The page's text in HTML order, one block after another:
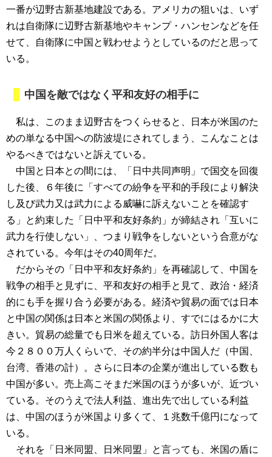
一番が辺野古新基地建設である。アメリカの狙いは、いず
れは自衛隊に辺野古新基地やキャンプ・ハンセンなどを任
せて、自衛隊に中国と戦わせようとしているのだと思って
いる。
中国を敵ではなく平和友好の相手に
私は、このまま辺野古をつくらせると、日本が米国のた
めの単なる中国への防波堤にされてしまう、こんなことは
やるべきではないと訴えている。
中国と日本との間には、「日中共同声明」で国交を回復
した後、６年後に「すべての紛争を平和的手段により解決
し及び武力又は武力による威嚇に訴えないことを確認す
る」と約束した「日中平和友好条約」が締結され「互いに
武力を行使しない」、つまり戦争をしないという合意がな
されている。今年はその40周年だ。
だからその「日中平和友好条約」を再確認して、中国を
戦争の相手と見ずに、平和友好の相手と見て、政治・経済
的にも手を握り合う必要がある。経済や貿易の面では日本
と中国の関係は日本と米国の関係より、すでにはるかに大
きい。貿易の総量でも日米を超えている。訪日外国人客は
今２８００万人くらいで、その約半分は中国人だ（中国、
台湾、香港の計）。さらに日本の企業が進出している数も
中国が多い。売上高こそまだ米国のほうが多いが、近づい
ている。そのうえで法人利益、進出先で出している利益
は、中国のほうが米国より多くて、１兆数千億円になって
いる。
それを「日米同盟、日米同盟」と言っても、米国の盾に